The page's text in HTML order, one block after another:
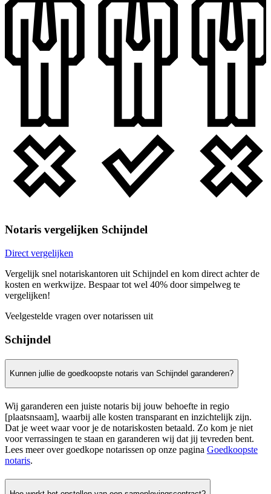
Notaris vergelijken Schijndel
Direct vergelijken
Vergelijk snel notariskantoren uit Schijndel en kom direct achter de
kosten en werkwijze. Bespaar tot wel 40% door simpelweg te
vergelijken!
Veelgestelde vragen over notarissen uit
Schijndel
Kunnen jullie de goedkoopste notaris van Schijndel garanderen?
Wij garanderen een juiste notaris bij jouw behoefte in regio
[plaatsnsaam], waarbij alle kosten transparant en inzichtelijk zijn.
Dat je weet waar voor je de notariskosten betaald. Zo kom je niet
voor verrassingen te staan en garanderen wij dat jij tevreden bent.
Lees meer over goedkope notarissen op onze pagina Goedkoopste
notaris.